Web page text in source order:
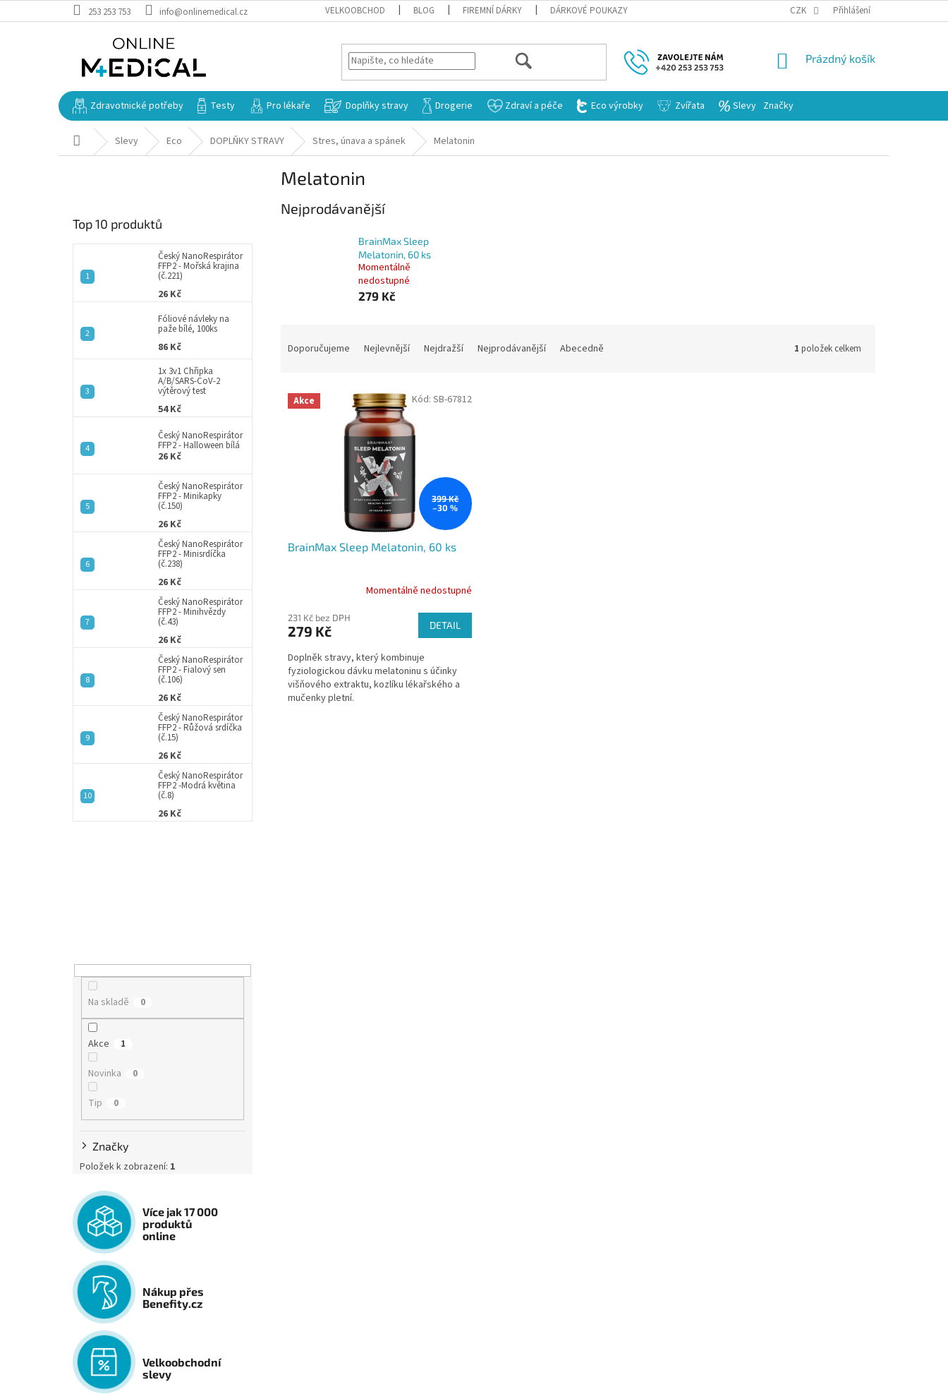
na
253 253 753 info@onlinemedical.cz VELKOOBCHOD BLOG FIREMNÍ DÁRKY DÁRKOVÉ POUKAZY CZK Přihlášení
HLEDAT
NÁKUPNÍ
Prázdný košík
Zdravotnické potřeby Testy Pro lékaře Doplňky stravy Drogerie Zdraví a péče Eco výrobky Zvířata Slevy Značky
Domů Slevy Eco DOPLŇKY STRAVY Stres, únava a spánek Melatonin
Top 10 produktů
Český NanoRespirátor
FFP2 - Mořská krajina
(č.221)
26 Kč
Fóliové návleky na
paže bílé, 100ks
86 Kč
1x 3v1 Chřipka
A/B/SARS-CoV-2
výtěrový test
54 Kč
Český NanoRespirátor
FFP2 - Halloween bílá
26 Kč
Český NanoRespirátor
FFP2 - Minikapky
(č.150)
26 Kč
Český NanoRespirátor
FFP2 - Minisrdíčka
(č.238)
26 Kč
Český NanoRespirátor
FFP2 - Minihvězdy
(č.43)
26 Kč
Český NanoRespirátor
FFP2 - Fialový sen
(č.106)
26 Kč
Český NanoRespirátor
FFP2 - Růžová srdíčka
(č.15)
26 Kč
Český NanoRespirátor
FFP2 -Modrá květina
(č.8)
26 Kč
Na skladě 0
Akce 1
Novinka 0
Tip 0
Značky
Položek k zobrazení: 1
Více jak 17 000
produktů
online
Nákup přes
Benefity.cz
Velkoobchodní
slevy
Melatonin
Nejprodávanější
BrainMax Sleep
Melatonin, 60 ks
Momentálně
nedostupné
279 Kč
n
Doporučujeme Nejlevnější Nejdražší Nejprodávanější Abecedně 1 položek celkem
V Akce
399 Kč
–30 %
BrainMax Sleep Melatonin, 60 ks
Momentálně nedostupné
231 Kč bez DPH
279 Kč DETAIL
Doplněk stravy, který kombinuje
fyziologickou dávku melatoninu s účinky
višňového extraktu, kozlíku lékařského a
mučenky pletní.
Kód: SB-67812